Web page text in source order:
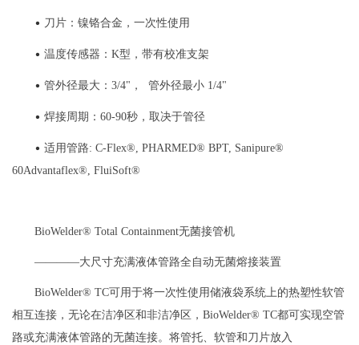
• 刀片：镍铬合金，一次性使用
• 温度传感器：K型，带有校准支架
• 管外径最大：3/4"， 管外径最小 1/4"
• 焊接周期：60-90秒，取决于管径
• 适用管路: C-Flex®, PHARMED® BPT, Sanipure®
60Advantaflex®, FluiSoft®
BioWelder® Total Containment无菌接管机
————大尺寸充满液体管路全自动无菌熔接装置
BioWelder® TC可用于将一次性使用储液袋系统上的热塑性软管
相互连接，无论在洁净区和非洁净区，BioWelder® TC都可实现空管
路或充满液体管路的无菌连接。将管托、软管和刀片放入